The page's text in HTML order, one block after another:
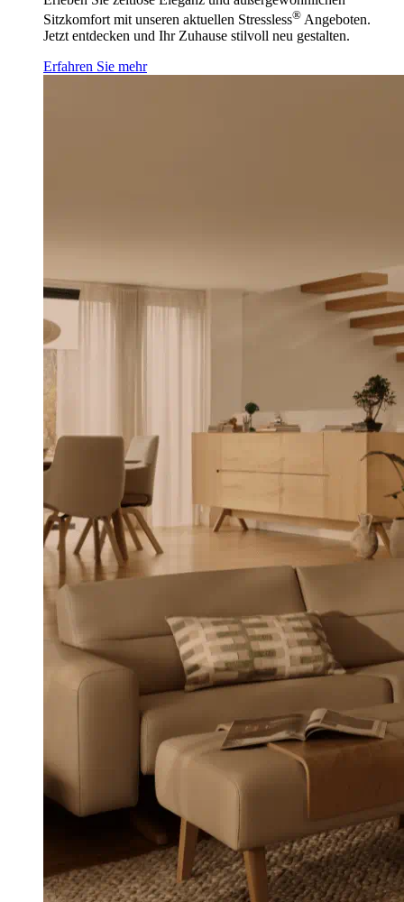
Sitzkomfort mit unseren aktuellen Stressless® Angeboten.
Jetzt entdecken und Ihr Zuhause stilvoll neu gestalten.
Erfahren Sie mehr